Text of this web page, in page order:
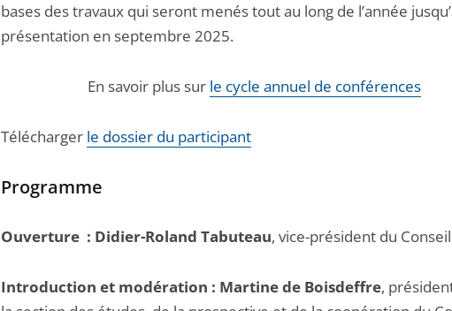
bases des travaux qui seront menés tout au long de l’année
présentation en septembre 2025.
En savoir plus sur le cycle annuel de conférences
Télécharger le dossier du participant
Programme
Ouverture : Didier-Roland Tabuteau, vice-président du Conseil
Introduction et modération : Martine de Boisdeffre,